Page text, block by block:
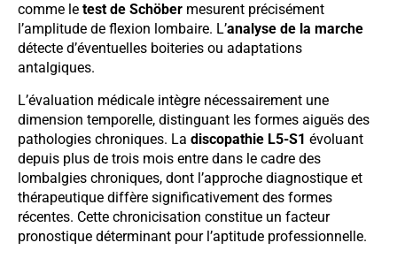
comme le test de Schöber mesurent précisément
l’amplitude de flexion lombaire. L’analyse de la marche
détecte d’éventuelles boiteries ou adaptations
antalgiques.
L’évaluation médicale intègre nécessairement une
dimension temporelle, distinguant les formes aiguës des
pathologies chroniques. La discopathie L5-S1 évoluant
depuis plus de trois mois entre dans le cadre des
lombalgies chroniques, dont l’approche diagnostique et
thérapeutique diffère significativement des formes
récentes. Cette chronicisation constitue un facteur
pronostique déterminant pour l’aptitude professionnelle.